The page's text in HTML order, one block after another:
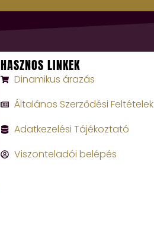
HASZNOS LINKEK
Dinamikus árazás
Általános Szerződési Feltételek
Adatkezelési Tájékoztató
Viszonteladói belépés